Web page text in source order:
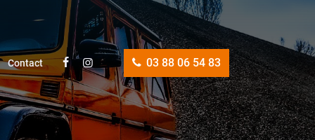
03 88 06 54 83
Contact